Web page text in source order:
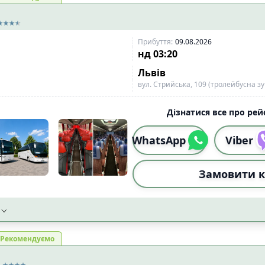
сидіння
візка 10
Прибуття: 09.08.2026
нд 03:20
Львів
вул. Стрийська, 109 (тролейбусна
Дізнатися все про
WhatsApp Viber
Замовити
Рекомендуємо